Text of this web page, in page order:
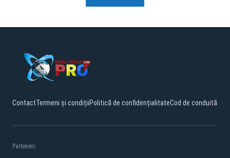
ContactTermeni și condițiiPolitică de confidențialitateCod de conduită
Parteneri: